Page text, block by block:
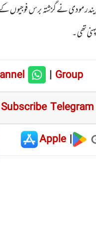
مودی نے گزشتہ برس فوجیوں
تھی۔
|Group
Subscribe Telegram
|
Apple